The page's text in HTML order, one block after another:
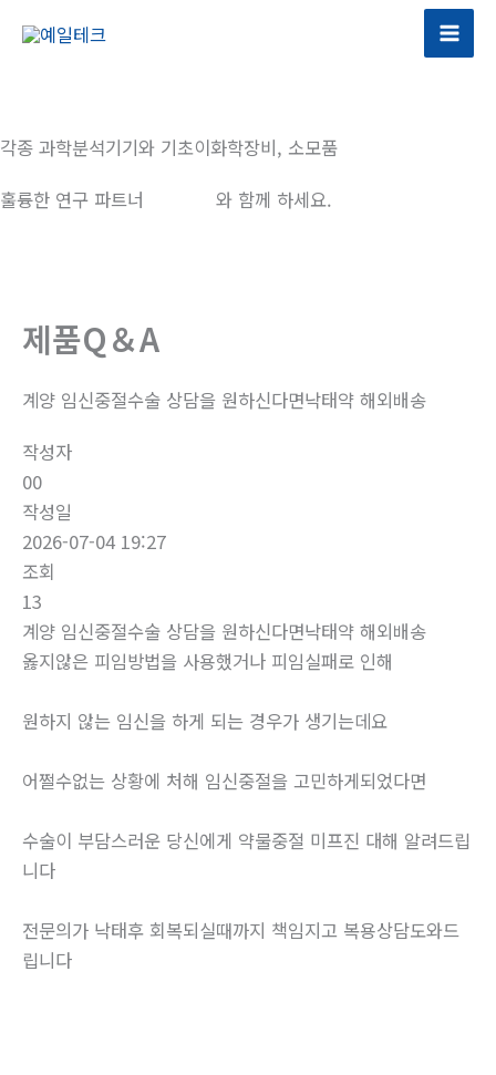
건
너
뛰
각종 과학분석기기와 기초이화학장비, 소모품
훌륭한 연구 파트너
와 함께 하세요.
제품Q＆A
계양 임신중절수술 상담을 원하신다면낙­태약 해외배송
작성자
00
작성일
2026-07-04 19:27
조회
13
계양 임신중절수술 상담을 원하신다면낙­태약 해외배송
옳지않은 피임방법을 사용했거나 피임실패로 인해
원하지 않는 임신을 하게 되는 경우가 생기는데요
어쩔수없는 상황에 처해 임신중절을 고민하게되었다면
수술이 부담스러운 당신에게 약물중절 미프진 대해 알려드립
니다
전문의가 낙태후 회복되실때까지 책임지고 복용상담도와드
립니다